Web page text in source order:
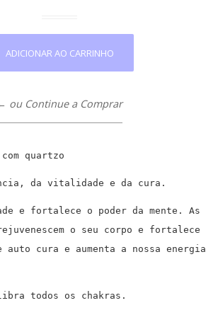
ou Continue a Comprar
com quartzo
da vitalidade e da cura.
e fortalece o poder da mente. As
o seu corpo e fortalece
auto cura e aumenta a nossa energia
todos os chakras.